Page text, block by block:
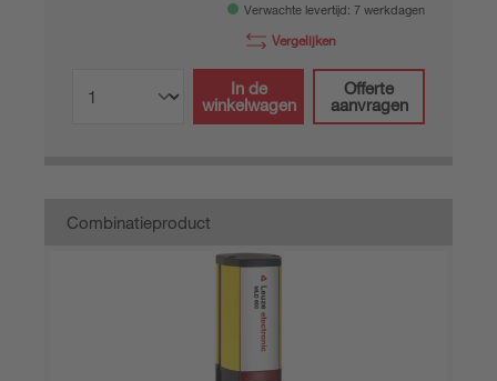
Verwachte levertijd: 7 werkdagen
Vergelijken
In de
winkelwagen
Offerte
aanvragen
Combinatieproduct